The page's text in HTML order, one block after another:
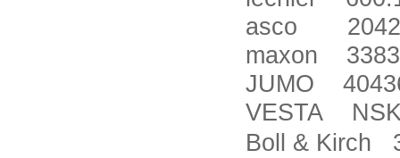
asco
maxon
JUMO
VESTA
Boll & Kirch